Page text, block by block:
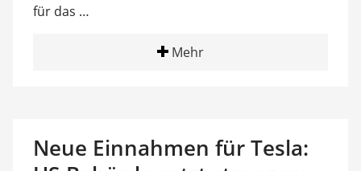
für das …
Mehr
Neue Einnahmen für Tesla: